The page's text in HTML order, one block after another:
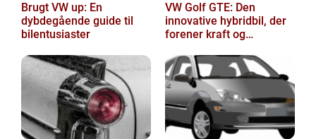
Brugt VW up: En
dybdegående guide til
bilentusiaster
VW Golf GTE: Den
innovative hybridbil, der
forener kraft og